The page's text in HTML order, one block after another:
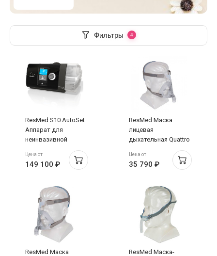
Фильтры
ResMed S10 AutoSet
Аппарат для
неинвазивной
вентиляции легких с
принадлежностями
Цена от
149 100 ₽
ResMed Маска
лицевая
дыхательная Quattro
Цена от
35 790 ₽
ResMed Маска
ResMed Маска-